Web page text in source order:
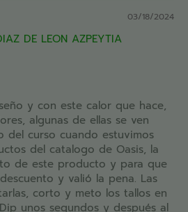
03/18/2024
DE LEON AZPEYTIA
y con este calor que hace,
algunas de ellas se ven
del curso cuando estuvimos
del catalogo de Oasis, la
de este producto y para que
y valió la pena. Las
corto y meto los tallos en
unos segundos y después al